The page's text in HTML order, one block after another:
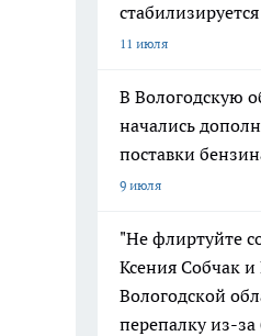
стабилизируется
11 июля
В Вологодскую
начались
поставки
9 июля
"Не флиртуйте
Ксения Собчак и
Вологодской
перепалку из-за